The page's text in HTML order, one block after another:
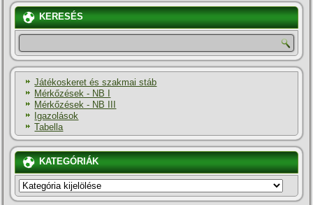
KERESÉS
Játékoskeret és szakmai stáb
Mérkőzések - NB I
Mérkőzések - NB III
Igazolások
Tabella
KATEGÓRIÁK
KATEGÓRIÁK